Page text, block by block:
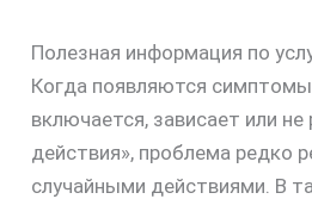
Полезная информация по
Когда появляются
включается, зависает или не
действия», проблема редко
случайными действиями. В